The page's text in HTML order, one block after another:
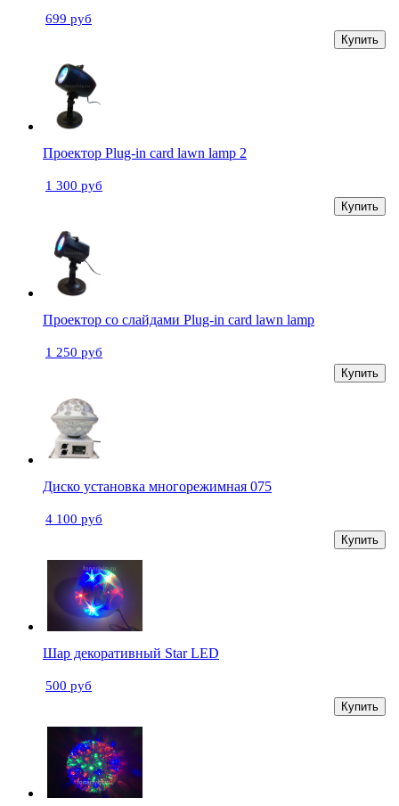
699 руб
Купить
Проектор Plug-in card lawn lamp 2
1 300 руб
Купить
Проектор со слайдами Plug-in card lawn lamp
1 250 руб
Купить
Диско установка многорежимная 075
4 100 руб
Купить
Шар декоративный Star LED
500 руб
Купить